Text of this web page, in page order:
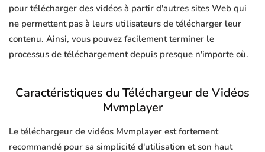
pour télécharger des vidéos à partir d'autres sites Web qui
ne permettent pas à leurs utilisateurs de télécharger leur
contenu. Ainsi, vous pouvez facilement terminer le
processus de téléchargement depuis presque n'importe où.
Caractéristiques du Téléchargeur de Vidéos
Mvmplayer
Le téléchargeur de vidéos Mvmplayer est fortement
recommandé pour sa simplicité d'utilisation et son haut